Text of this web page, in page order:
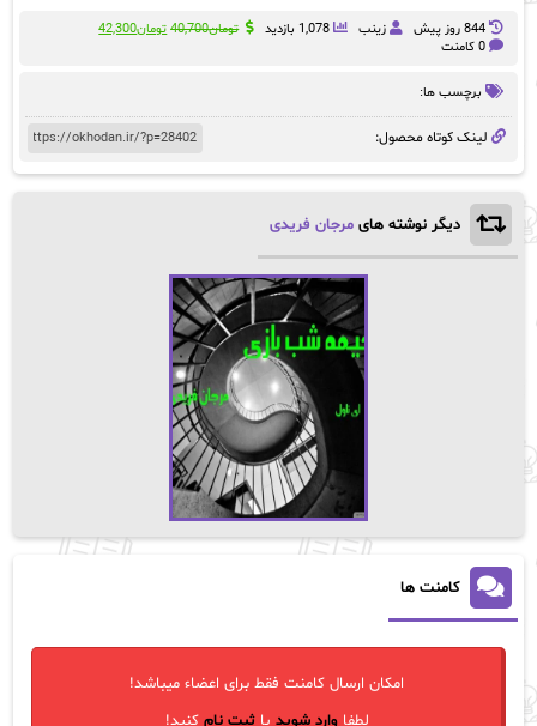
844 روز پيش زینب 1,078 بازدید تومان40,700 قیمت
تومان42,300قیمت
0 کامنت
برچسب ها:
لینک کوتاه محصول:
دیگر نوشته های مرجان فریدی
کامنت ها
امکان ارسال کامنت فقط برای اعضاء میباشد!
لطفاوارد شوید یاثبت نام کنید!